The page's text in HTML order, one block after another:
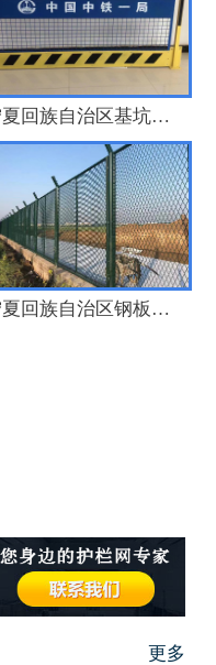
宁夏回族自治区基坑护栏
宁夏回族自治区钢板网护栏
更多